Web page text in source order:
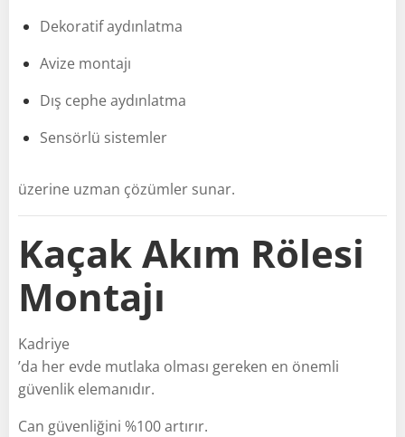
Dekoratif aydınlatma
Avize montajı
Dış cephe aydınlatma
Sensörlü sistemler
üzerine uzman çözümler sunar.
Kaçak Akım Rölesi
Montajı
Kadriye
’da her evde mutlaka olması gereken en önemli
güvenlik elemanıdır.
Can güvenliğini %100 artırır.